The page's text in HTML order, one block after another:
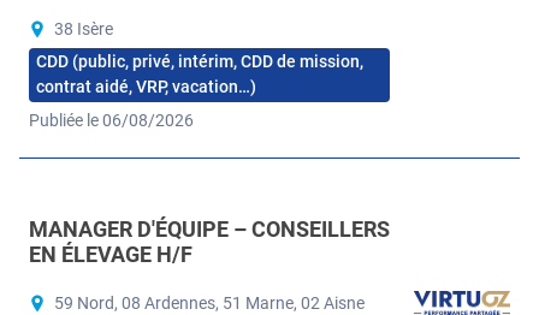
38 Isère
CDD (public, privé, intérim, CDD de mission,
contrat aidé, VRP, vacation…)
Publiée le 06/08/2026
MANAGER D'ÉQUIPE – CONSEILLERS
EN ÉLEVAGE H/F
59 Nord, 08 Ardennes, 51 Marne, 02 Aisne